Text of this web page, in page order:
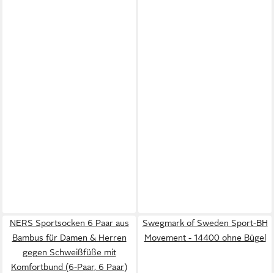
NERS Sportsocken 6 Paar aus
Bambus für Damen & Herren
gegen Schweißfüße mit
Komfortbund (6-Paar, 6 Paar)
Swegmark of Sweden Sport-BH
Movement - 14400 ohne Bügel